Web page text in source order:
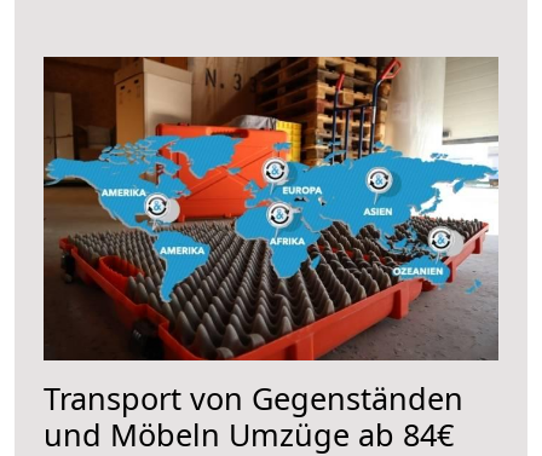
Transport von Gegenständen
und Möbeln Umzüge ab 84€